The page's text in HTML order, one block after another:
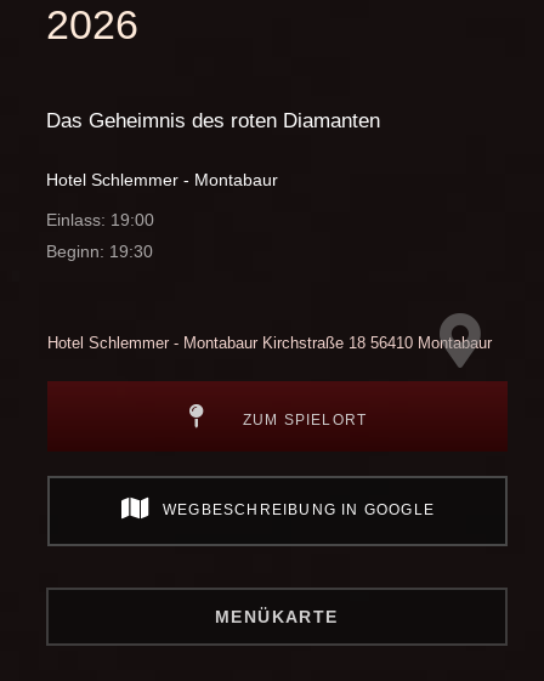
2026
Das Geheimnis des roten Diamanten
Hotel Schlemmer - Montabaur
Einlass: 19:00
Beginn: 19:30
Hotel Schlemmer - MontabaurKirchstraße 18 56410 Montabaur
ZUM SPIELORT
WEGBESCHREIBUNG IN GOOGLE
MENÜKARTE